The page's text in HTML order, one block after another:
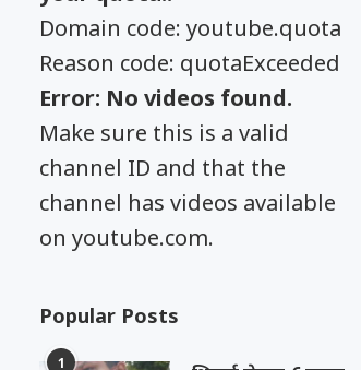
Domain code: youtube.quota
Reason code: quotaExceeded
Error: No videos found.
Make sure this is a valid
channel ID and that the
channel has videos available
on youtube.com.
Popular Posts
1